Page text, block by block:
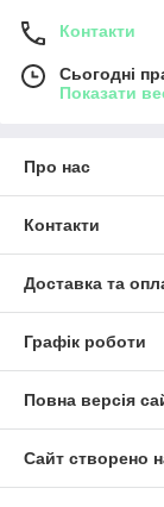
Контакти
Сьогодні
Показати
Про нас
Контакти
Доставка та
Графік роботи
Повна версія
Сайт створено